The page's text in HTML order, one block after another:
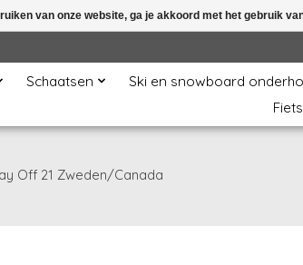
Schaatsen Ski en snowboard
Off 21 Zweden/Canada
van onze website, ga je akkoord met het gebruik